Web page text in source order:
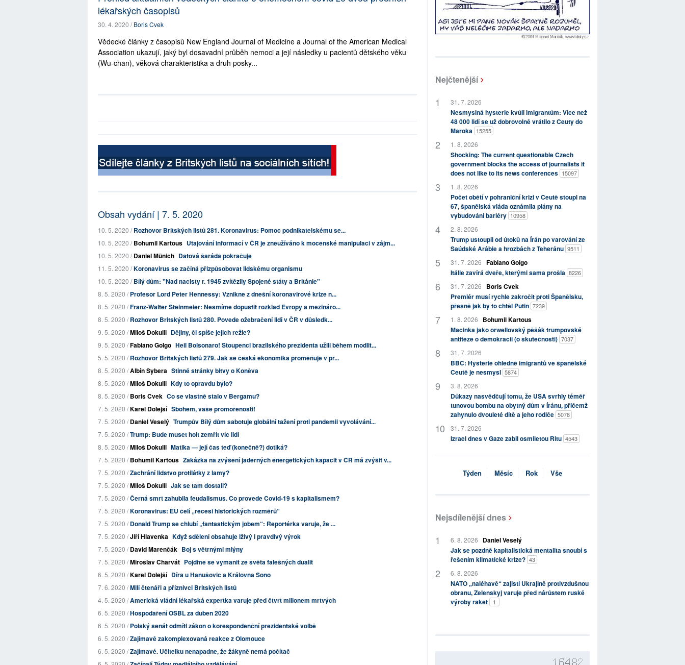
lékařských časopisů
30. 4. 2020 /Boris Cvek
Vědecké články z časopisů New England Journal of Medicine a Journal of the American Medical
Association ukazují, jaký byl dosavadní průběh nemoci a její následky u pacientů dětského věku
(Wu-chan), věková charakteristika a druh posky...
Obsah vydání | 7. 5. 2020
10. 5. 2020 /Rozhovor Britských listů 281. Koronavirus: Pomoc podnikatelskému se...
10. 5. 2020 /Bohumil Kartous Utajování informací v ČR je zneužíváno k mocenské manipulaci v zájm...
10. 5. 2020 /Daniel Münich Datová šaráda pokračuje
11. 5. 2020 /Koronavirus se začíná přizpůsobovat lidskému organismu
10. 5. 2020 /Bílý dům: "Nad nacisty r. 1945 zvítězily Spojené státy a Británie"
8. 5. 2020 /Profesor Lord Peter Hennessy: Vznikne z dnešní koronavirové krize n...
8. 5. 2020 /Franz-Walter Steinmeier: Nesmíme dopustit rozklad Evropy a mezináro...
8. 5. 2020 /Rozhovor Britských listů 280. Povede ožebračení lidí v ČR v důsledk...
9. 5. 2020 /Miloš Dokulil Dějiny, či spíše jejich režie?
9. 5. 2020 /Fabiano Golgo Heil Bolsonaro! Stoupenci brazilského prezidenta užili během modlit...
5. 5. 2020 /Rozhovor Britských listů 279. Jak se česká ekonomika proměňuje v pr...
8. 5. 2020 /Albín Sybera Stinné stránky bitvy o Koněva
8. 5. 2020 /Miloš Dokulil Kdy to opravdu bylo?
8. 5. 2020 /Boris Cvek Co se vlastně stalo v Bergamu?
7. 5. 2020 /Karel Dolejší Sbohem, vaše promořenosti!
7. 5. 2020 /Daniel Veselý Trumpův Bílý dům sabotuje globální tažení proti pandemii vyvolávání...
7. 5. 2020 /Trump: Bude muset holt zemřít víc lidí
8. 5. 2020 /Miloš Dokulil Matika — její čas teď (konečně?) dotiká?
7. 5. 2020 /Bohumil Kartous Zakázka na zvýšení jaderných energetických kapacit v ČR má zvýšit v...
7. 5. 2020 /Zachrání lidstvo protilátky z lamy?
7. 5. 2020 /Miloš Dokulil Jak se tam dostali?
7. 5. 2020 /Černá smrt zahubila feudalismus. Co provede Covid-19 s kapitalismem?
7. 5. 2020 /Koronavirus: EU čelí „recesi historických rozměrů“
7. 5. 2020 /Donald Trump se chlubí „fantastickým jobem“: Reportérka varuje, že ...
7. 5. 2020 /Jiří Hlavenka Když sdělení obsahuje lživý i pravdivý výrok
7. 5. 2020 /David Marenčák Boj s větrnými mlýny
7. 5. 2020 /Miroslav Charvát Pojďme se vymanit ze světa falešných dualit
6. 5. 2020 /Karel Dolejší Díra u Hanušovic a Královna Sono
7. 6. 2020 /Milí čtenáři a příznivci Britských listů
4. 5. 2020 /Americká vládní lékařská expertka varuje před čtvrt milionem mrtvých
6. 5. 2020 /Hospodaření OSBL za duben 2020
6. 5. 2020 /Polský senát odmítl zákon o korespondenční prezidentské volbě
6. 5. 2020 /Zajímavě zakomplexovaná reakce z Olomouce
6. 5. 2020 /Zajímavé. Učitelku nenapadne, že žákyně nemá počítač
Nejčtenější
31. 7. 2026
Nesmyslná hysterie kvůli imigrantům: Více než
48 000 lidí se už dobrovolně vrátilo z Ceuty do
Maroka 15255
1. 8. 2026
Shocking: The current questionable Czech
government blocks the access of journalists it
does not like to its news conferences 15097
1. 8. 2026
Počet obětí v pohraniční krizi v Ceutě stoupl na
67, španělská vláda oznámila plány na
vybudování bariéry 10958
2. 8. 2026
Trump ustoupil od útoků na Írán po varování ze
Saúdské Arábie a hrozbách z Teheránu 9511
31. 7. 2026 Fabiano Golgo
Itálie zavírá dveře, kterými sama prošla 8226
31. 7. 2026
Boris Cvek
Premiér musí rychle zakročit proti Španělsku,
přesně jak by to chtěl Putin 7239
1. 8. 2026
Bohumil Kartous
Macinka jako orwellovský pěšák trumpovské
antiteze o demokracii (o skutečnosti) 7037
31. 7. 2026
BBC: Hysterie ohledně imigrantů ve španělské
Ceutě je nesmysl 5874
3. 8. 2026
Důkazy nasvědčují tomu, že USA svrhly téměř
tunovou bombu na obytný dům v Íránu, přičemž
zahynulo dvouleté dítě a jeho rodiče 5078
31. 7. 2026
Izrael dnes v Gaze zabil osmiletou Ritu 4543
Týden Měsíc Rok Vše
Nejsdílenější dnes
6. 8. 2026
Daniel Veselý
Jak se pozdně kapitalistická mentalita snoubí s
řešením klimatické krize? 43
6. 8. 2026
NATO „naléhavě“ zajistí Ukrajině protivzdušnou
obranu, Zelenskyj varuje před nárůstem ruské
výroby raket
1